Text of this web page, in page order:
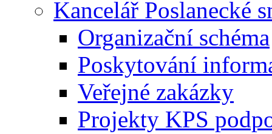
Kancelář Poslanecké
Organizační schéma
Poskytování
Veřejné zakázky
Projekty KPS